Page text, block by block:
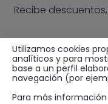
Recibe
EMAIL
* He leído
Utilizamos cookies
analíticos y para
base a un perfil
navegación (por
Para más